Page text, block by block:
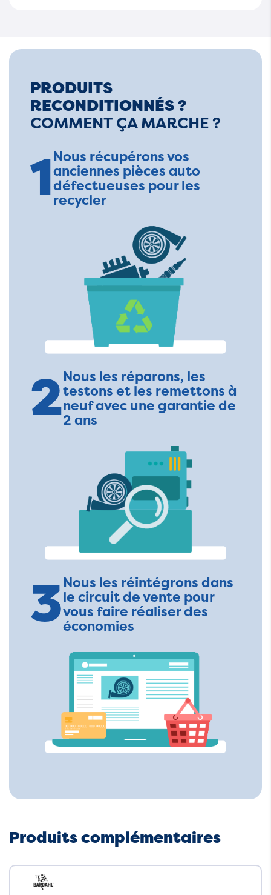
PRODUITS
RECONDITIONNÉS ?
COMMENT ÇA MARCHE ?
1Nous récupérons vos
anciennes pièces auto
défectueuses pour les
recycler
2Nous les réparons, les
testons et les remettons à
neuf avec une garantie de
2 ans
3Nous les réintégrons dans
le circuit de vente pour
vous faire réaliser des
économies
Produits complémentaires
Neuf